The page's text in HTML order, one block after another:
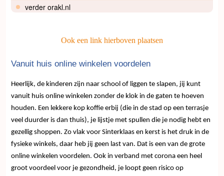
verder orakl.nl
Ook een link hierboven plaatsen
Vanuit huis online winkelen voordelen
Heerlijk, de kinderen zijn naar school of liggen te slapen, jij kunt
vanuit huis online winkelen zonder de klok in de gaten te hoeven
houden. Een lekkere kop koffie erbij (die in de stad op een terrasje
veel duurder is dan thuis), je lijstje met spullen die je nodig hebt en
gezellig shoppen. Zo vlak voor Sinterklaas en kerst is het druk in de
fysieke winkels, daar heb jij geen last van. Dat is een van de grote
online winkelen voordelen. Ook in verband met corona een heel
groot voordeel voor je gezondheid, je loopt geen risico op